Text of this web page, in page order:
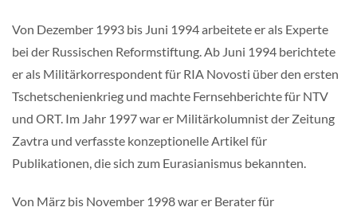
Von Dezember 1993 bis Juni 1994 arbeitete er als Experte
bei der Russischen Reformstiftung. Ab Juni 1994 berichtete
er als Militärkorrespondent für RIA Novosti über den ersten
Tschetschenienkrieg und machte Fernsehberichte für NTV
und ORT. Im Jahr 1997 war er Militärkolumnist der Zeitung
Zavtra und verfasste konzeptionelle Artikel für
Publikationen, die sich zum Eurasianismus bekannten.
Von März bis November 1998 war er Berater für